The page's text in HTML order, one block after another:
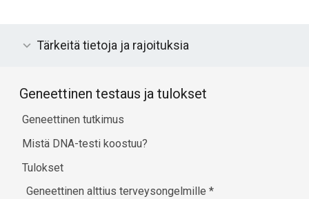
Tärkeitä tietoja ja rajoituksia
Geneettinen testaus ja tulokset
Geneettinen tutkimus
Mistä DNA-testi koostuu?
Tulokset
Geneettinen alttius terveysongelmille*